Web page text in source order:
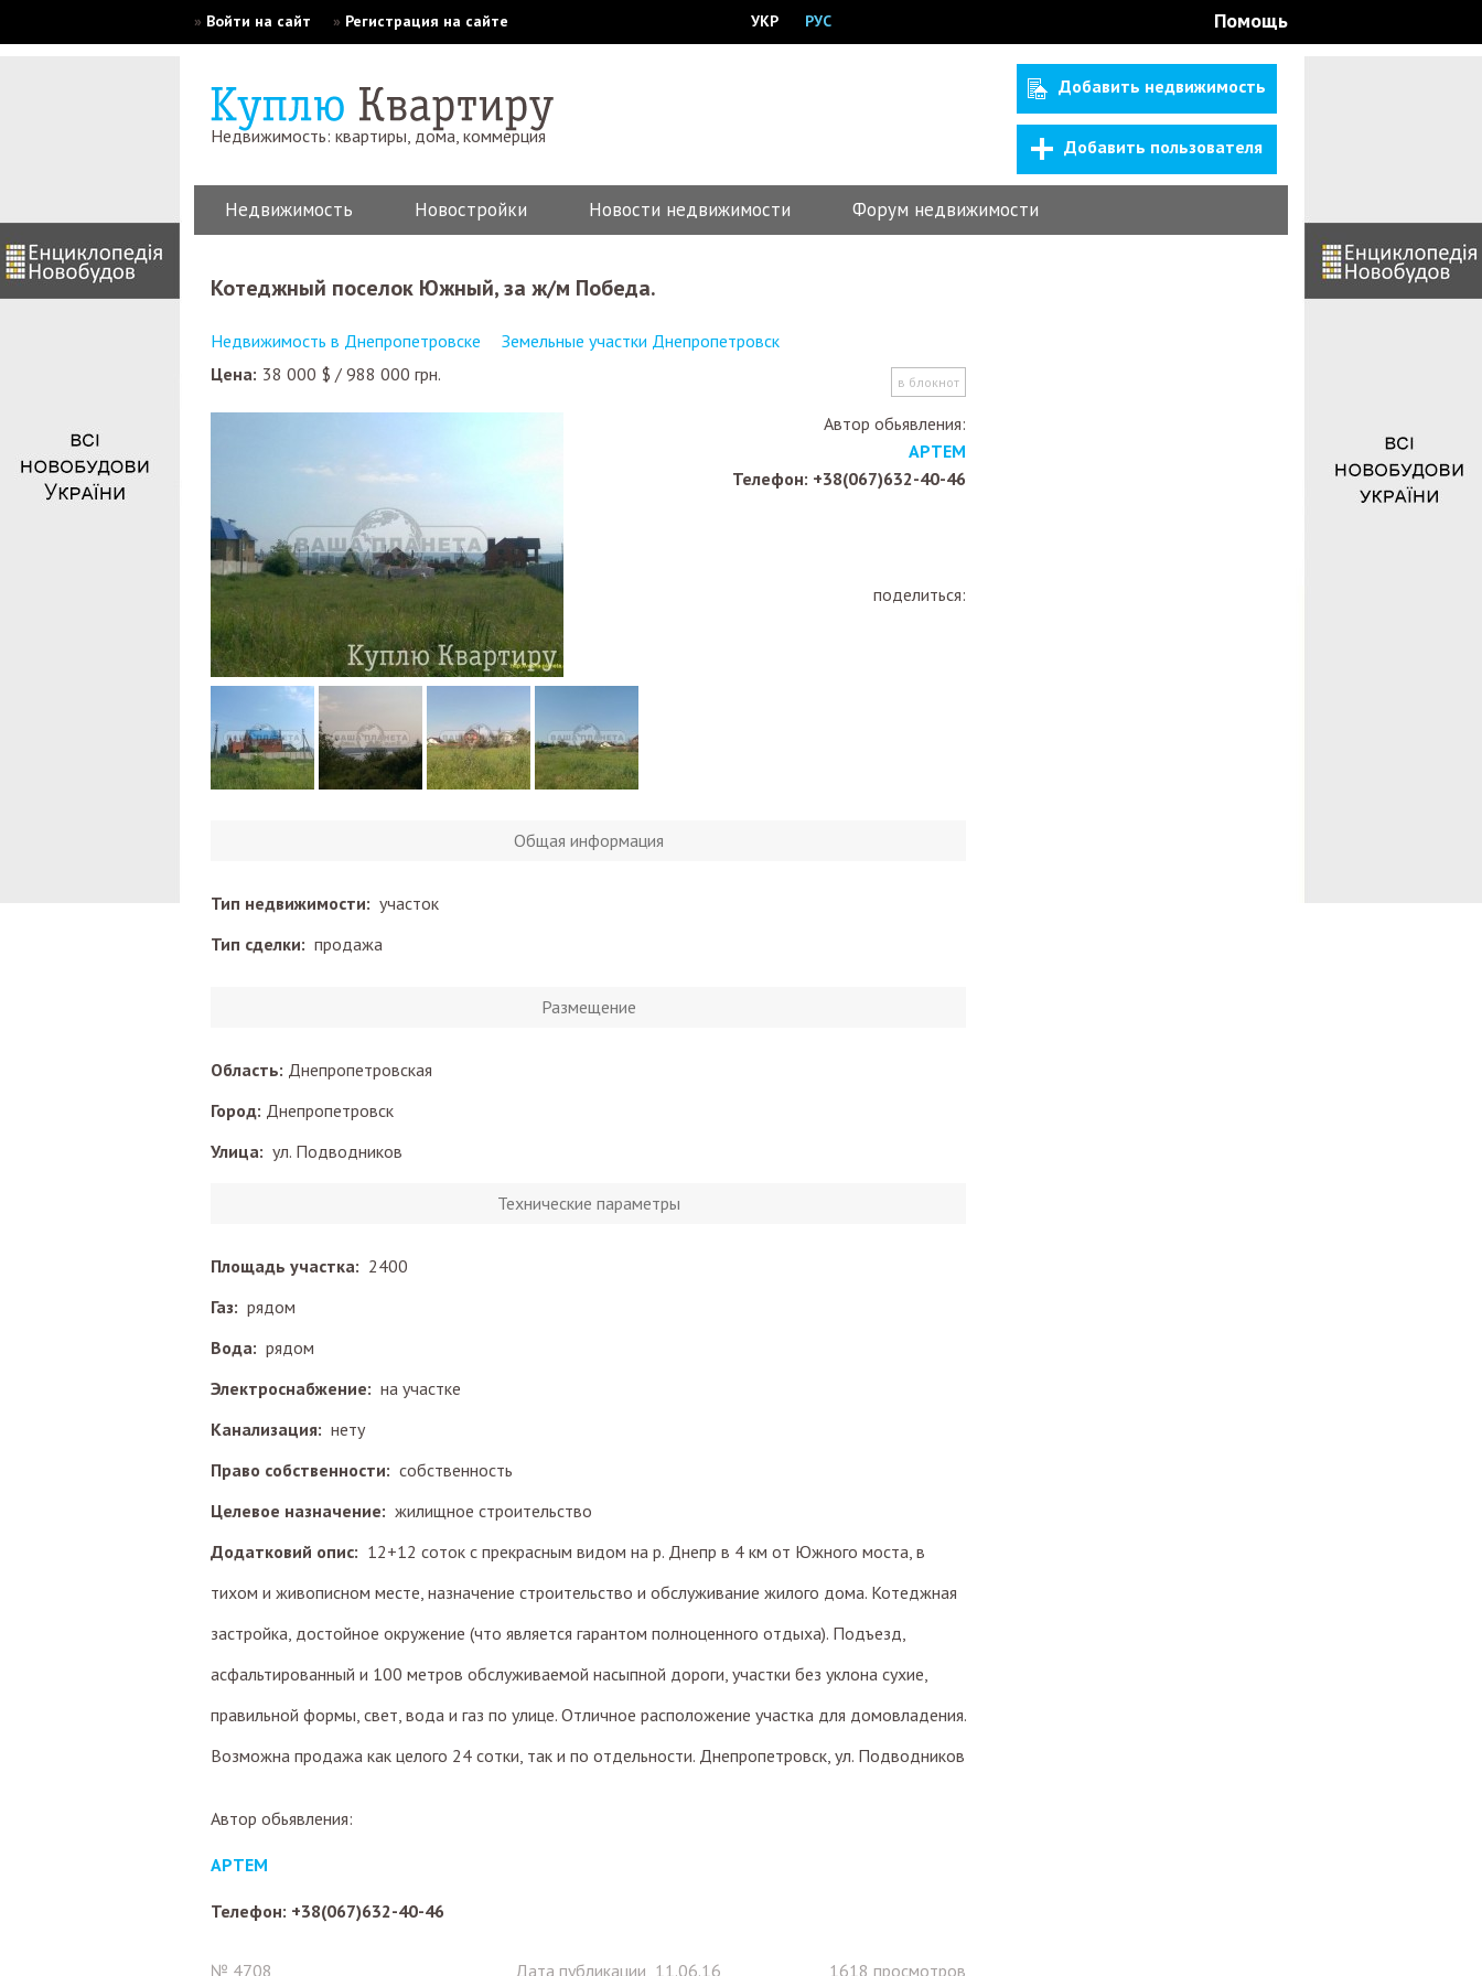
» Войти на сайт » Регистрация на сайте УКР РУС Помощь
Недвижимость: квартиры, дома, коммерция
Добавить недвижимость
Добавить пользователя
Недвижимость Новостройки Новости недвижимости Форум недвижимости
Котеджный поселок Южный, за ж/м Победа.
Недвижимость в Днепропетровске
Земельные участки Днепропетровск
Цена: 38 000 $ / 988 000 грн. в блокнот
Автор обьявления:
АРТЕМ
Телефон: +38(067)632-40-46
поделиться:
Общая информация
Тип недвижимости: участок
Тип сделки: продажа
Размещение
Область: Днепропетровская
Город: Днепропетровск
Улица: ул. Подводников
Технические параметры
Площадь участка: 2400
Газ: рядом
Вода: рядом
Электроснабжение: на участке
Канализация: нету
Право собственности: собственность
Целевое назначение: жилищное строительство
Додатковий опис: 12+12 соток с прекрасным видом на р. Днепр в 4 км от Южного моста, в
тихом и живописном месте, назначение строительство и обслуживание жилого дома. Котеджная
застройка, достойное окружение (что является гарантом полноценного отдыха). Подъезд,
асфальтированный и 100 метров обслуживаемой насыпной дороги, участки без уклона сухие,
правильной формы, свет, вода и газ по улице. Отличное расположение участка для домовладения.
Возможна продажа как целого 24 сотки, так и по отдельности. Днепропетровск, ул. Подводников
Автор обьявления:
АРТЕМ
Телефон: +38(067)632-40-46
№ 4708 Дата публикации 11.06.16 1618 просмотров